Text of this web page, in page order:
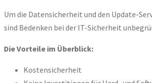
Um die Datensicherheit und den Update-
sind Bedenken bei der IT-Sicherheit
Die Vorteile im Überblick:
Kostensicherheit